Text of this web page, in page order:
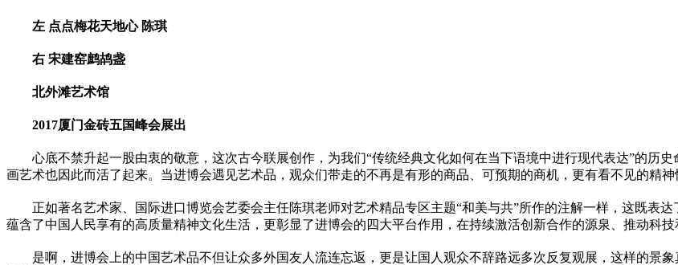
左 点点梅花天地心 陈琪
右 宋建窑鹧鸪盏
北外滩艺术馆
2017厦门金砖五国峰会展出
心底不禁升起一股由衷的敬意，这次古今联展创作，为我们“传统经典文化如何在当下语境中进行现代表达”的历
画艺术也因此而活了起来。当进博会遇见艺术品，观众们带走的不再是有形的商品、可预期的商机，更有看不见的精神
正如著名艺术家、国际进口博览会艺委会主任陈琪老师对艺术精品专区主题“和美与共”所作的注解一样，这既表
蕴含了中国人民享有的高质量精神文化生活，更彰显了进博会的四大平台作用，在持续激活创新合作的源泉、推动科
是啊，进博会上的中国艺术品不但让众多外国友人流连忘返，更是让国人观众不辞路远多次反复观展，这样的景